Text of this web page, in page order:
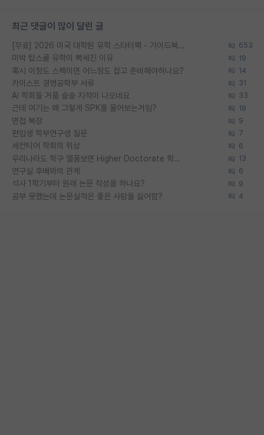
최근 댓글이 많이 달린 글
[무료] 2026 미국 대학원 유학 스타터팩 - 가이드북 & 합격자 컨택메일 템플릿 653
미박 탑스쿨 유학이 빡세진 이유 19
혹시 이정도 스펙이면 어느정도 잡고 준비해야하나요? 14
카이스트 경영공학부 서류 31
AI 학회들 거품 슬슬 지적이 나오네요 33
근데 여기는 왜 그렇게 SPK를 물어보는거임? 19
면접 복장 9
편입생 학부연구생 질문 7
세컨티어 학회의 위상 6
우리나라도 학구 열풍보면 Higher Doctorate 학위가 필요하다고 봅니다. 13
연구실 후배와의 관계 6
석사 1학기부터 원래 논문 작성을 하나요? 9
공부 못했는데 논문실적은 좋은 사람을 싫어함? 4